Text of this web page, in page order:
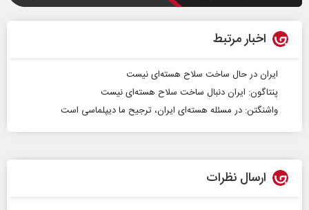
اخبار مرتبط
ایران در حال ساخت سلاح هسته‌ای نیست
پنتاگون: ایران دنبال ساخت سلاح هسته‌ای نیست
واشنگتن: در مسئله‌ هسته‌ای ایران، ترجیح ما دیپلماسی است
ارسال نظرات